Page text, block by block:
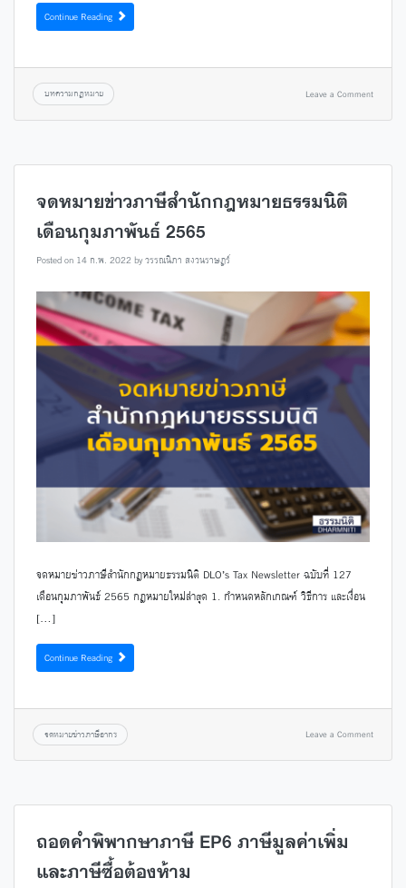
Continue Reading
บทความกฎหมาย Leave a Comment
จดหมายข่าวภาษีสำนักกฎหมายธรรมนิติ
เดือนกุมภาพันธ์ 2565
Posted on 14 ก.พ. 2022 byวรรณนิภา สงวนราษฎร์
จดหมายข่าวภาษีสำนักกฎหมายธรรมนิติ DLO’s Tax Newsletter ฉบับที่ 127
เดือนกุมภาพันธ์ 2565 กฎหมายใหม่ล่าสุด 1. กำหนดหลักเกณฑ์ วิธีการ และเงื่อน
[…]
Continue Reading
จดหมายข่าวภาษีอากร Leave a Comment
ถอดคำพิพากษาภาษี EP6 ภาษีมูลค่าเพิ่ม
และภาษีซื้อต้องห้าม